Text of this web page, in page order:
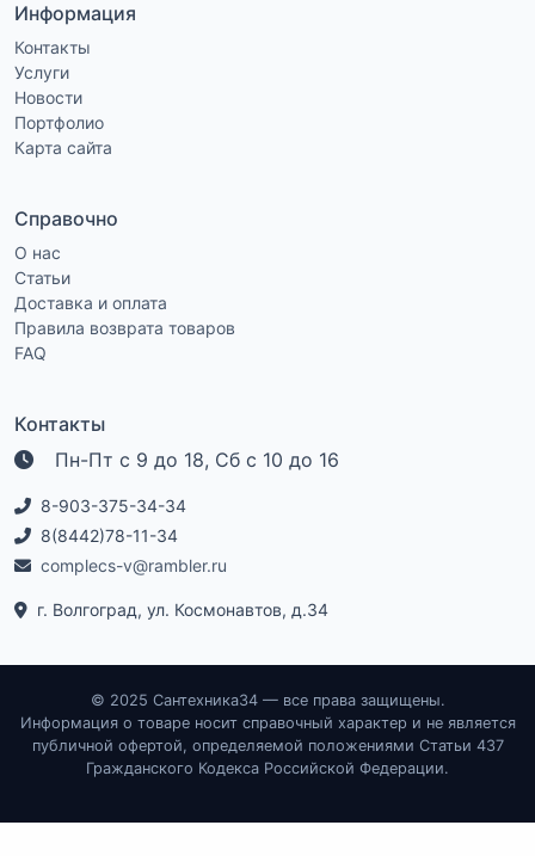
Информация
Контакты
Услуги
Новости
Портфолио
Карта сайта
Справочно
О нас
Статьи
Доставка и оплата
Правила возврата товаров
FAQ
Контакты
Пн-Пт с 9 до 18, Сб с 10 до 16
8-903-375-34-34
8(8442)78-11-34
complecs-v@rambler.ru
г. Волгоград, ул. Космонавтов, д.34
© 2025 Сантехника34 — все права защищены.
Информация о товаре носит справочный характер и не является
публичной офертой, определяемой положениями Статьи 437
Гражданского Кодекса Российской Федерации.